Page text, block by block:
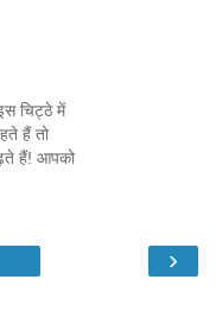
चिट्ठे में
हैं तो
हैं! आपको
›